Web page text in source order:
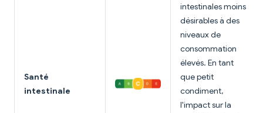
Santé
intestinale
intestinales moins
désirables à des
niveaux de
consommation
élevés. En tant
que petit
condiment,
l'impact sur la